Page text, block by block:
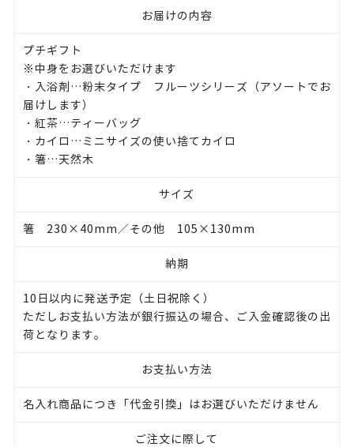
お届けの内容
プチギフト
※中身をお選びいただけます
・入浴剤…粉末タイプ フルーツシリーズ（アソートでお
届けします）
・紅茶…ティーバッグ
・カイロ…ミニサイズの使い捨てカイロ
・箸…天然木
サイズ
箸 230×40mm／その他 105×130mm
納期
10日以内に発送予定（土日祝除く）
ただしお支払い方法が銀行振込の場合、ご入金確認後の出
荷となります。
お支払い方法
名入れ商品につき「代金引換」はお選びいただけません
ご注文に際して